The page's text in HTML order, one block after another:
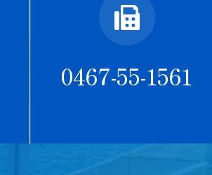
0467-55-1561